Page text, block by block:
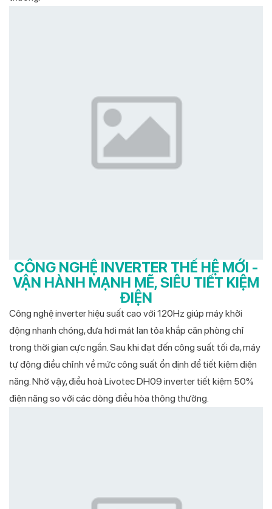
CÔNG NGHỆ INVERTER THẾ HỆ MỚI -
VẬN HÀNH MẠNH MẼ, SIÊU TIẾT KIỆM
ĐIỆN
Công nghệ inverter hiệu suất cao với 120Hz giúp máy khởi
động nhanh chóng, đưa hơi mát lan tỏa khắp căn phòng chỉ
trong thời gian cực ngắn. Sau khi đạt đến công suất tối đa, máy
tự động điều chỉnh về mức công suất ổn định để tiết kiệm điện
năng. Nhờ vậy, điều hoà Livotec DH09 inverter tiết kiệm 50%
điện năng so với các dòng điều hòa thông thường.